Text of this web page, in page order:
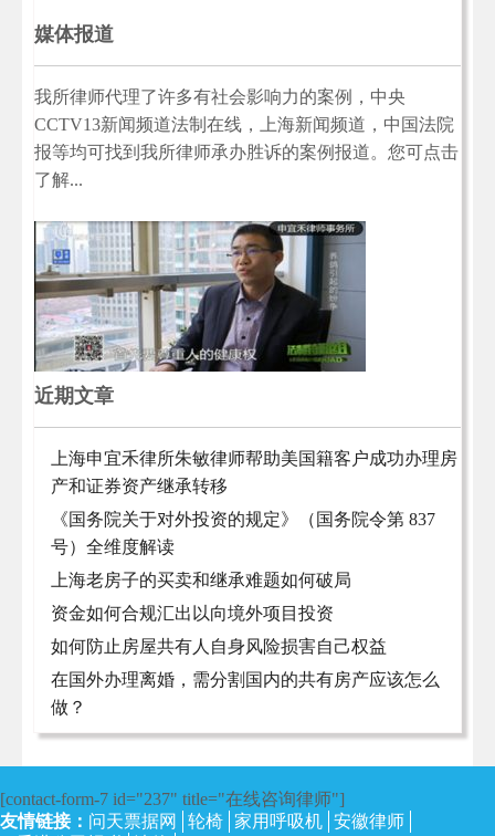
媒体报道
我所律师代理了许多有社会影响力的案例，中央
CCTV13新闻频道法制在线，上海新闻频道，中国法院
报等均可找到我所律师承办胜诉的案例报道。您可点击
了解...
近期文章
上海申宜禾律所朱敏律师帮助美国籍客户成功办理房
产和证券资产继承转移
《国务院关于对外投资的规定》（国务院令第 837
号）全维度解读
上海老房子的买卖和继承难题如何破局
资金如何合规汇出以向境外项目投资
如何防止房屋共有人自身风险损害自己权益
在国外办理离婚，需分割国内的共有房产应该怎么
做？
[contact-form-7 id="237" title="在线咨询律师"]
友情链接： 问天票据网 轮椅 家用呼吸机 安徽律师